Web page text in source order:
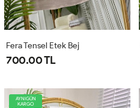
Fera Tensel Etek Bej
700.00 TL
AYNIGÜN
KARGO